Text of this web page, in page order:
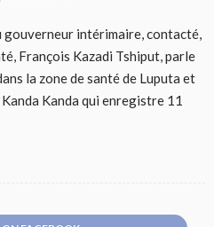
intérimaire, contacté,
François Kazadi Tshiput, parle
la zone de santé de Luputa et
Kanda qui enregistre 11